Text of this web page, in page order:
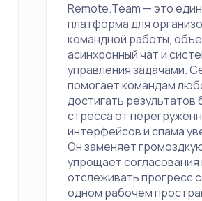
Remote.Team — это
платформа для
командной работы,
асинхронный чат и
управления задачами.
помогает командам
достигать результатов
стресса от
интерфейсов и спама
Он заменяет
упрощает согласования
отслеживать прогресс
одном рабочем